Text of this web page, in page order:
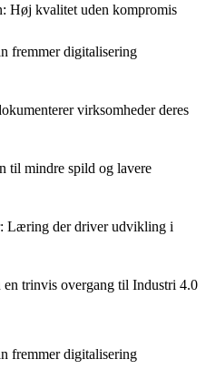
Høj kvalitet uden kompromis
fremmer digitalisering
virksomheder deres
til mindre spild og lavere
Læring der driver udvikling i
trinvis overgang til Industri 4.0
fremmer digitalisering